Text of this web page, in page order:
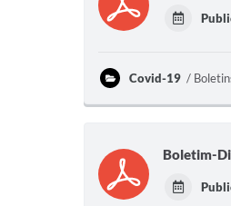
Covid-19
Boletim-